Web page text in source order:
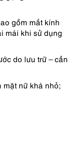
gồm mắt kính
mái khi sử dụng
do lưu trữ – cần
nữ khá nhỏ;